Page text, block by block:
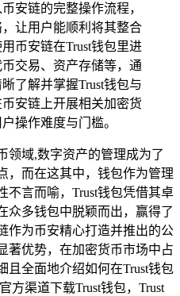
安链的完整操作流程，
让用户能顺利将其整合
币安链在Trust钱包里进
交易、资产存储等，通
了解并掌握Trust钱包与
安链上开展相关加密货
操作难度与门槛。
领域,数字资产的管理成为了
，而在这其中，钱包作为管理
不言而喻，Trust钱包凭借其卓
众多钱包中脱颖而出，赢得了
作为币安精心打造并推出的公
著优势，在加密货币市场中占
且全面地介绍如何在Trust钱包
方渠道下载Trust钱包，Trust